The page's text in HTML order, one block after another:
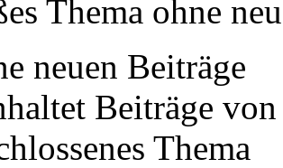
Thema ohne
neuen Beiträge
Beiträge
Thema